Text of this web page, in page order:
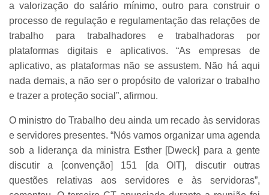
a valorização do salário mínimo, outro para construir o
processo de regulação e regulamentação das relações de
trabalho para trabalhadores e trabalhadoras por
plataformas digitais e aplicativos. “As empresas de
aplicativo, as plataformas não se assustem. Não há aqui
nada demais, a não ser o propósito de valorizar o trabalho
e trazer a proteção social”, afirmou.
O ministro do Trabalho deu ainda um recado às servidoras
e servidores presentes. “Nós vamos organizar uma agenda
sob a liderança da ministra Esther [Dweck] para a gente
discutir a [convenção] 151 [da OIT], discutir outras
questões relativas aos servidores e às servidoras”,